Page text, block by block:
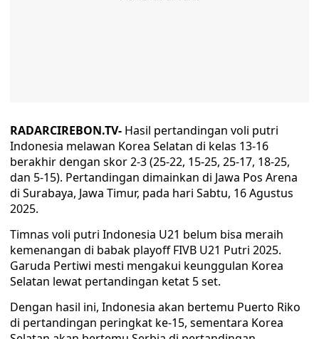
RADARCIREBON.TV- Hasil pertandingan voli putri
Indonesia melawan Korea Selatan di kelas 13-16
berakhir dengan skor 2-3 (25-22, 15-25, 25-17, 18-25,
dan 5-15). Pertandingan dimainkan di Jawa Pos Arena
di Surabaya, Jawa Timur, pada hari Sabtu, 16 Agustus
2025.
Timnas voli putri Indonesia U21 belum bisa meraih
kemenangan di babak playoff FIVB U21 Putri 2025.
Garuda Pertiwi mesti mengakui keunggulan Korea
Selatan lewat pertandingan ketat 5 set.
Dengan hasil ini, Indonesia akan bertemu Puerto Riko
di pertandingan peringkat ke-15, sementara Korea